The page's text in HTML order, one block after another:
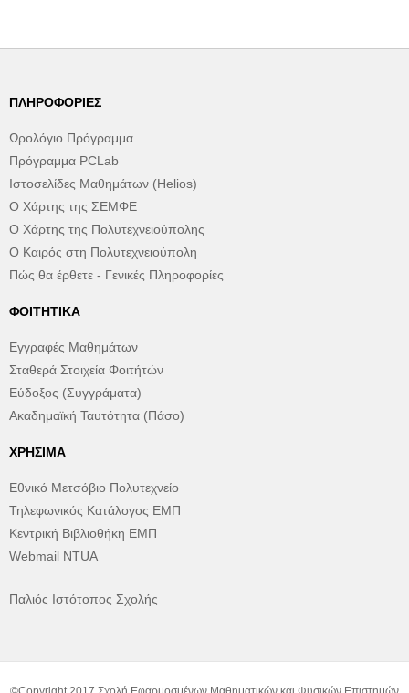
ΠΛΗΡΟΦΟΡΊΕΣ
Ωρολόγιο Πρόγραμμα
Πρόγραμμα PCLab
Ιστοσελίδες Μαθημάτων (Helios)
Ο Χάρτης της ΣΕΜΦΕ
Ο Χάρτης της Πολυτεχνειούπολης
Ο Καιρός στη Πολυτεχνειούπολη
Πώς θα έρθετε - Γενικές Πληροφορίες
ΦΟΙΤΗΤΙΚΆ
Εγγραφές Μαθημάτων
Σταθερά Στοιχεία Φοιτήτών
Εύδοξος (Συγγράματα)
Ακαδημαϊκή Ταυτότητα (Πάσο)
ΧΡΉΣΙΜΑ
Εθνικό Μετσόβιο Πολυτεχνείο
Τηλεφωνικός Κατάλογος ΕΜΠ
Κεντρική Βιβλιοθήκη ΕΜΠ
Webmail NTUA
Παλιός Ιστότοπος Σχολής